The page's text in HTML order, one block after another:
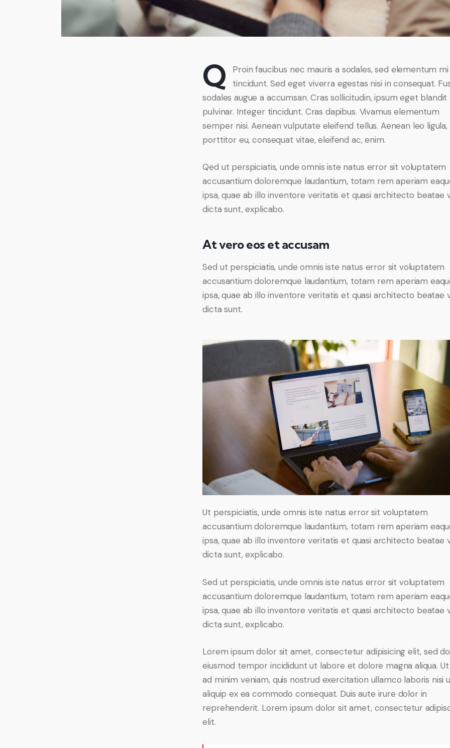
Q
Proin faucibus nec mauris a sodales, sed elementum mi
tincidunt. Sed eget viverra egestas nisi in consequat.
sodales augue a accumsan. Cras sollicitudin, ipsum eget blandit
pulvinar. Integer tincidunt. Cras dapibus. Vivamus elementum
semper nisi. Aenean vulputate eleifend tellus. Aenean leo ligula,
porttitor eu, consequat vitae, eleifend ac, enim.
Qed ut perspiciatis, unde omnis iste natus error sit voluptatem
accusantium doloremque laudantium, totam rem aperiam
ipsa, quae ab illo inventore veritatis et quasi architecto beatae
dicta sunt, explicabo.
At vero eos et accusam
Sed ut perspiciatis, unde omnis iste natus error sit voluptatem
accusantium doloremque laudantium, totam rem aperiam
ipsa, quae ab illo inventore veritatis et quasi architecto beatae
dicta sunt.
Ut perspiciatis, unde omnis iste natus error sit voluptatem
accusantium doloremque laudantium, totam rem aperiam
ipsa, quae ab illo inventore veritatis et quasi architecto beatae
dicta sunt, explicabo.
Sed ut perspiciatis, unde omnis iste natus error sit voluptatem
accusantium doloremque laudantium, totam rem aperiam
ipsa, quae ab illo inventore veritatis et quasi architecto beatae
dicta sunt, explicabo.
Lorem ipsum dolor sit amet, consectetur adipisicing elit, sed do
eiusmod tempor incididunt ut labore et dolore magna aliqua.
ad minim veniam, quis nostrud exercitation ullamco laboris nisi
aliquip ex ea commodo consequat. Duis aute irure dolor in
reprehenderit. Lorem ipsum dolor sit amet, consectetur
elit.